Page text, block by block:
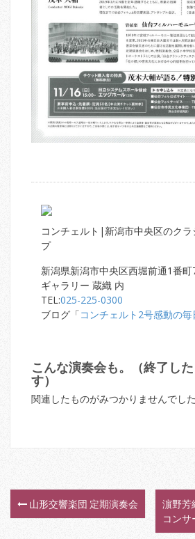
コンチェルト|新潟市中央区のクラ
プ
新潟県新潟市中央区西堀前通1番
ギャラリー 蔵織 内
TEL:025-225-0300
ブログ「コンチェルト2号感動の毎
こんな演奏会も。（終了し
す）
関連したものがみつかりませんでした
P 山形交響楽団 定期演奏会
濵野芳
コンサ